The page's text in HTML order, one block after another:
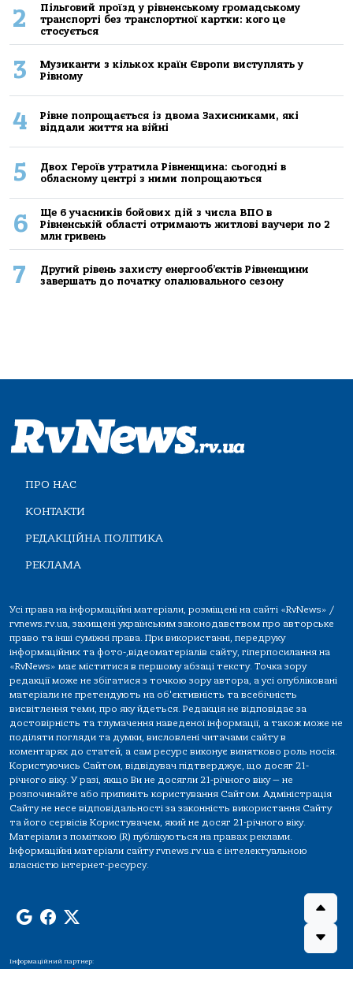
2
Пільговий проїзд у рівненському громадському
транспорті без транспортної картки: кого це
стосується
3
Музиканти з кількох країн Європи виступлять у
Рівному
4
Рівне попрощається із двома Захисниками, які
віддали життя на війні
5
Двох Героїв утратила Рівненщина: сьогодні в
обласному центрі з ними попрощаються
6
Ще 6 учасників бойових дій з числа ВПО в
Рівненській області отримають житлові ваучери по 2
млн гривень
7
Другий рівень захисту енергооб’єктів Рівненщини
завершать до початку опалювального сезону
ПРО НАС
КОНТАКТИ
РЕДАКЦІЙНА ПОЛІТИКА
РЕКЛАМА
Усі права на інформаційні матеріали, розміщені на сайті «RvNews» /
rvnews.rv.ua, захищені українським законодавством про авторське
право та інші суміжні права. При використанні, передруку
інформаційних та фото-,відеоматеріалів сайту, гіперпосилання на
«RvNews» має міститися в першому абзаці тексту. Точка зору
редакції може не збігатися з точкою зору автора, а усі опубліковані
матеріали не претендують на об'єктивність та всебічність
висвітлення теми, про яку йдеться. Редакція не відповідає за
достовірність та тлумачення наведеної інформації, а також може не
поділяти погляди та думки, висловлені читачами сайту в
коментарях до статей, а сам ресурс виконує винятково роль носія.
Користуючись Сайтом, відвідувач підтверджує, що досяг 21-
річного віку. У разі, якщо Ви не досягли 21-річного віку — не
розпочинайте або припиніть користування Сайтом. Адміністрація
Сайту не несе відповідальності за законність використання Сайту
та його сервісів Користувачем, який не досяг 21-річного віку.
Матеріали з поміткою (R) публікуються на правах реклами.
Інформаційні матеріали сайту rvnews.rv.ua є інтелектуальною
власністю інтернет-ресурсу.
Інформаційний партнер: